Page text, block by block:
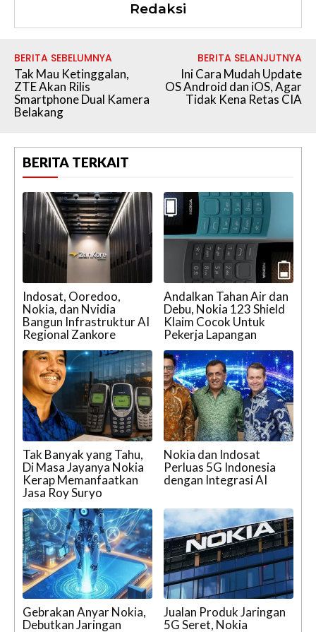
Redaksi
BERITA SEBELUMNYA
Tak Mau Ketinggalan,
ZTE Akan Rilis
Smartphone Dual Kamera
Belakang
BERITA SELANJUTNYA
Ini Cara Mudah Update
OS Android dan iOS, Agar
Tidak Kena Retas CIA
BERITA TERKAIT
Indosat, Ooredoo,
Nokia, dan Nvidia
Bangun Infrastruktur AI
Regional Zankore
Andalkan Tahan Air dan
Debu, Nokia 123 Shield
Klaim Cocok Untuk
Pekerja Lapangan
Tak Banyak yang Tahu,
Di Masa Jayanya Nokia
Kerap Memanfaatkan
Jasa Roy Suryo
Nokia dan Indosat
Perluas 5G Indonesia
dengan Integrasi AI
Gebrakan Anyar Nokia,
Debutkan Jaringan
Jualan Produk Jaringan
5G Seret, Nokia